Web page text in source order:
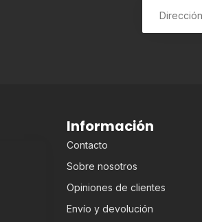
Información
Contacto
Sobre nosotros
Opiniones de clientes
Envío y devolución